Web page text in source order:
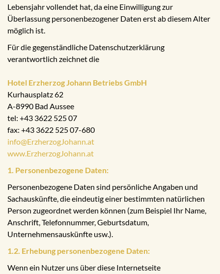
Lebensjahr vollendet hat, da eine Einwilligung zur
Überlassung personenbezogener Daten erst ab diesem Alter
möglich ist.
Für die gegenständliche Datenschutzerklärung
verantwortlich zeichnet die
Hotel Erzherzog Johann Betriebs GmbH
Kurhausplatz 62
A-8990 Bad Aussee
tel: +43 3622 525 07
fax: +43 3622 525 07-680
info@ErzherzogJohann.at
www.ErzherzogJohann.at
1. Personenbezogene Daten:
Personenbezogene Daten sind persönliche Angaben und
Sachauskünfte, die eindeutig einer bestimmten natürlichen
Person zugeordnet werden können (zum Beispiel Ihr Name,
Anschrift, Telefonnummer, Geburtsdatum,
Unternehmensauskünfte usw.).
1.2. Erhebung personenbezogene Daten:
Wenn ein Nutzer uns über diese Internetseite